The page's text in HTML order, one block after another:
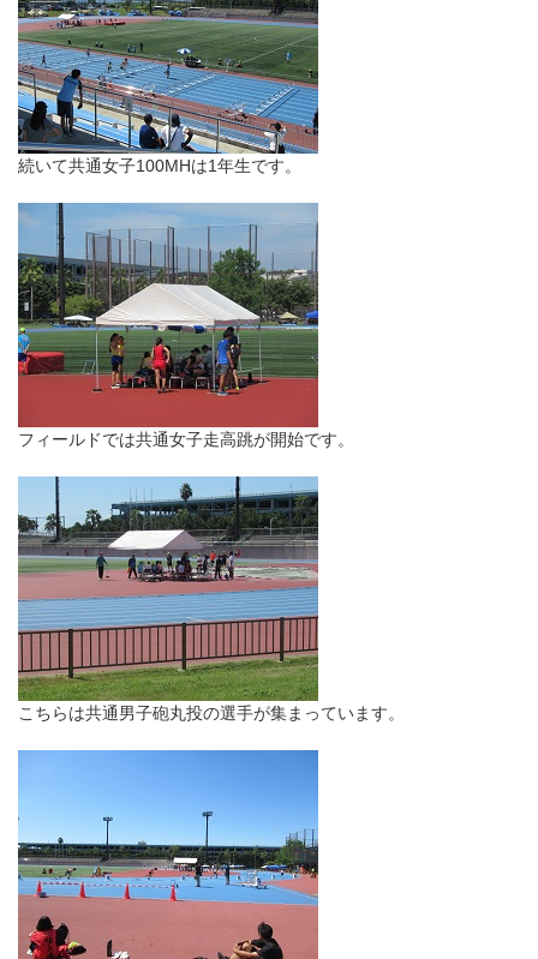
続いて共通女子100MHは1年生です。
フィールドでは共通女子走高跳が開始です。
こちらは共通男子砲丸投の選手が集まっています。